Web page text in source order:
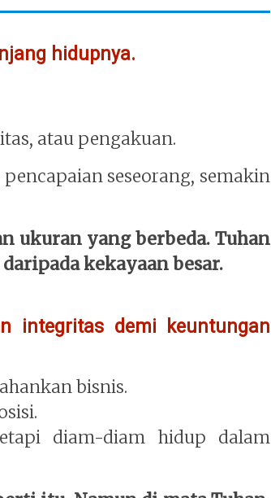
hidupnya.
atau pengakuan.
seseorang, semakin
ukuran yang berbeda. Tuhan
kekayaan besar.
integritas demi keuntungan
bisnis.
diam-diam hidup dalam